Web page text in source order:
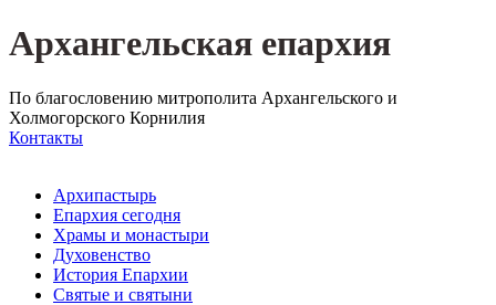
Архангельская епархия
По благословению митрополита Архангельского и
Холмогорского Корнилия
Контакты
Архипастырь
Епархия сегодня
Храмы и монастыри
Духовенство
История Епархии
Святые и святыни